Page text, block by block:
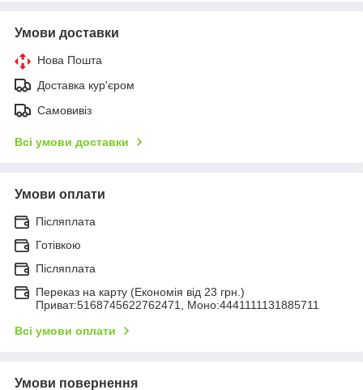
Умови доставки
Нова Пошта
Доставка кур'єром
Самовивіз
Всі умови доставки
Умови оплати
Післяплата
Готівкою
Післяплата
Переказ на карту (Економія від 23 грн.)
Приват:5168745622762471, Моно:4441111131885711
Всі умови оплати
Умови повернення